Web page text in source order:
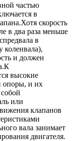
частью
в
скорость
в два раза меньше
в
коленвала),
и должен
высокие
опоры, и их
или
клапанов
вала занимает
двигателя.